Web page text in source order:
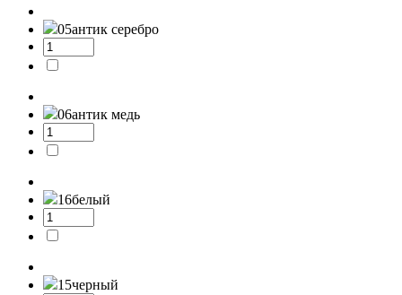
05антик серебро
06антик медь
16белый
15черный